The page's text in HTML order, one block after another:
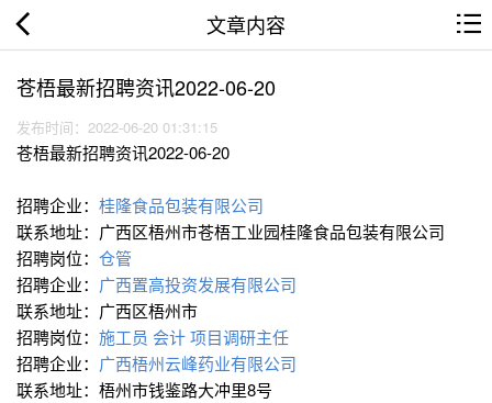
文章内容
苍梧最新招聘资讯2022-06-20
发布时间：2022-06-20 01:31:15
苍梧最新招聘资讯2022-06-20
招聘企业： 桂隆食品包装有限公司
联系地址：广西区梧州市苍梧工业园桂隆食品包装有限公司
招聘岗位： 仓管
招聘企业： 广西置高投资发展有限公司
联系地址：广西区梧州市
招聘岗位： 施工员 会计项目调研主任
招聘企业： 广西梧州云峰药业有限公司
联系地址：梧州市钱鉴路大冲里8号